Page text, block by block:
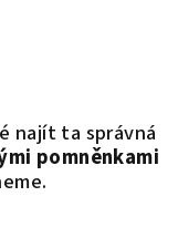
najít ta správná
pomněnkami